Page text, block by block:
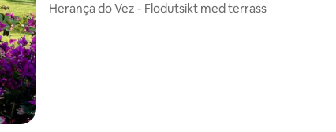
Herança do Vez - Flodutsikt med terrass